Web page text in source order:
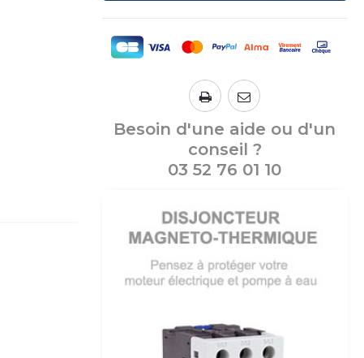
Besoin d'une aide ou d'un
conseil ?
03 52 76 01 10